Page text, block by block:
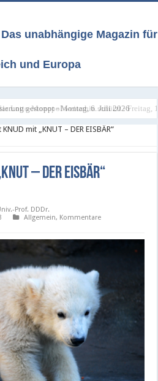
Das unabhängige Magazin für
und Europa
gestoppt - Montag, 6. Juli 2026
mit „KNUT – DER EISBÄR“
– DER EISBÄR“
Prof. DDDr.
Allgemein, Kommentare